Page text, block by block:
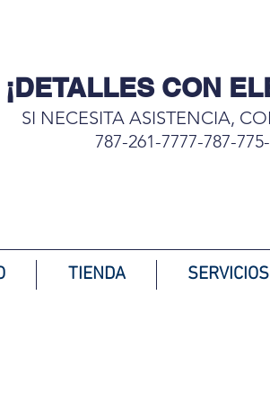
¡DETALLES CON
SI NECESITA ASISTENCIA,
787-261-7777-787-
TIENDA SERVICIOS